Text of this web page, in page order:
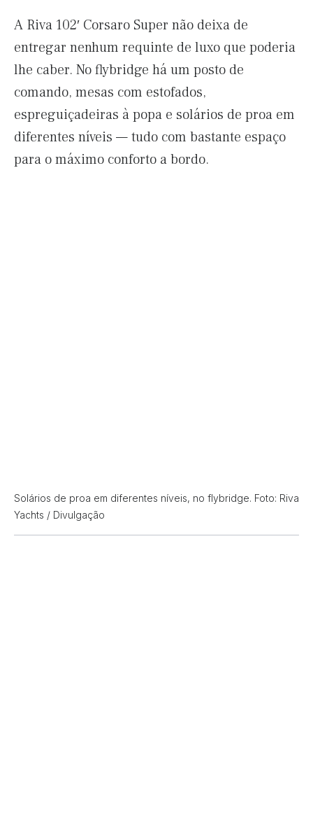
A Riva 102′ Corsaro Super não deixa de
entregar nenhum requinte de luxo que poderia
lhe caber. No flybridge há um posto de
comando, mesas com estofados,
espreguiçadeiras à popa e solários de proa em
diferentes níveis — tudo com bastante espaço
para o máximo conforto a bordo.
Solários de proa em diferentes níveis, no flybridge. Foto: Riva
Yachts / Divulgação